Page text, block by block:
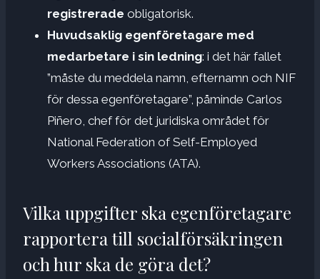
registrerade obligatorisk.
Huvudsaklig egenföretagare med
medarbetare i sin ledning: i det här fallet
”måste du meddela namn, efternamn och NIF
för dessa egenföretagare”, påminde Carlos
Piñero, chef för det juridiska området för
National Federation of Self-Employed
Workers Associations (ATA).
Vilka uppgifter ska egenföretagare
rapportera till socialförsäkringen
och hur ska de göra det?